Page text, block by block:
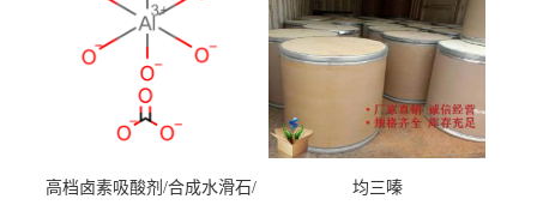
高档卤素吸酸剂/合成水滑石/
均三嗪